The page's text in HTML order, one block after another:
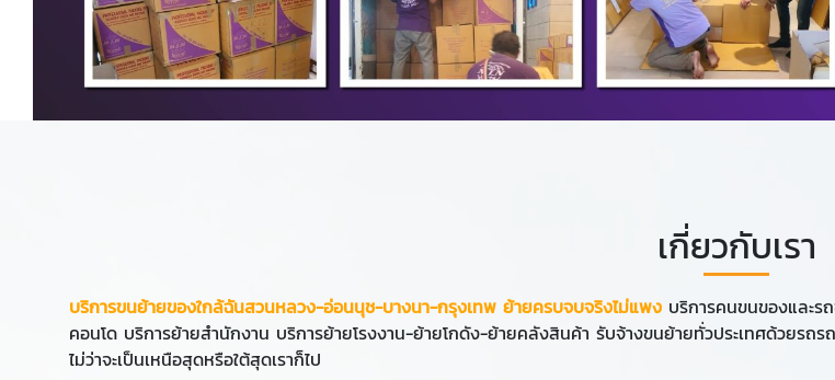
เกี่ยวกับเรา
บริการขนย้ายของใกล้ฉันสวนหลวง-อ่อนนุช-บางนา-กรุงเทพ ย้ายครบจบจริงไม่แพง บริการคนขนของและร
คอนโด บริการย้ายสำนักงาน บริการย้ายโรงงาน-ย้ายโกดัง-ย้ายคลังสินค้า รับจ้างขนย้ายทั่วประเทศด้วยร
ไม่ว่าจะเป็นเหนือสุดหรือใต้สุดเราก็ไป